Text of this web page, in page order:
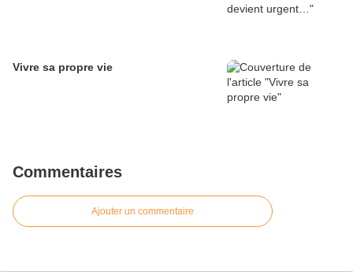
Vivre sa propre vie
Commentaires
Ajouter un commentaire